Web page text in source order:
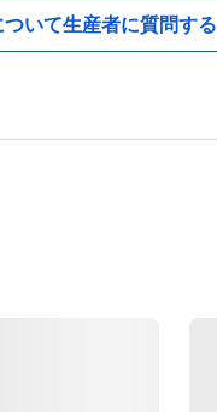
ついて生産者に質問する